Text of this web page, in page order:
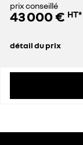
prix conseillé
43 000 € HT*
détail du prix